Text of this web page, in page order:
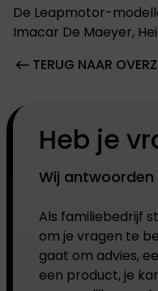
De Leapmotor-
Imacar De Maeyer,
TERUG NAAR
Heb je
Wij
Als familiebedrijf
om je vragen te
gaat om advies,
een product, je